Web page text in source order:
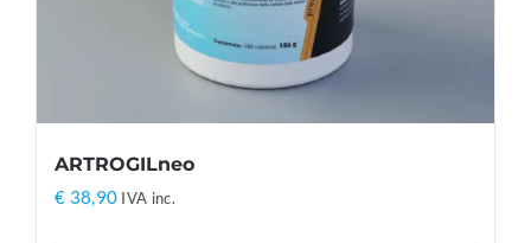
ARTROGILneo
€ 38,90 IVA inc.